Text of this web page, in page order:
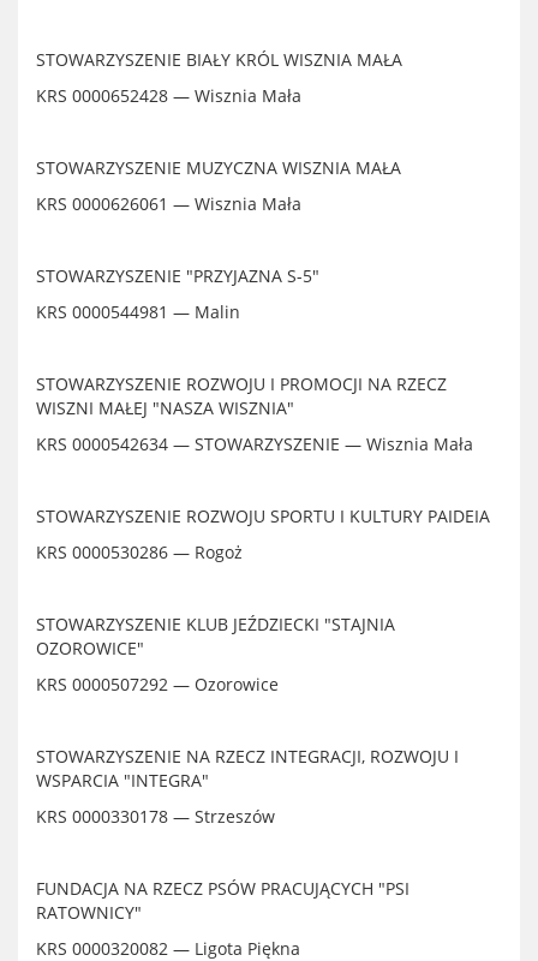
STOWARZYSZENIE BIAŁY KRÓL WISZNIA MAŁA
KRS 0000652428 — Wisznia Mała
STOWARZYSZENIE MUZYCZNA WISZNIA MAŁA
KRS 0000626061 — Wisznia Mała
STOWARZYSZENIE "PRZYJAZNA S-5"
KRS 0000544981 — Malin
STOWARZYSZENIE ROZWOJU I PROMOCJI NA RZECZ
WISZNI MAŁEJ "NASZA WISZNIA"
KRS 0000542634 — STOWARZYSZENIE — Wisznia Mała
STOWARZYSZENIE ROZWOJU SPORTU I KULTURY PAIDEIA
KRS 0000530286 — Rogoż
STOWARZYSZENIE KLUB JEŹDZIECKI "STAJNIA
OZOROWICE"
KRS 0000507292 — Ozorowice
STOWARZYSZENIE NA RZECZ INTEGRACJI, ROZWOJU I
WSPARCIA "INTEGRA"
KRS 0000330178 — Strzeszów
FUNDACJA NA RZECZ PSÓW PRACUJĄCYCH "PSI
RATOWNICY"
KRS 0000320082 — Ligota Piękna